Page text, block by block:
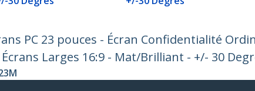
PC 23 pouces - Écran Confidentialité
Larges 16:9 - Mat/Brilliant - +/- 30